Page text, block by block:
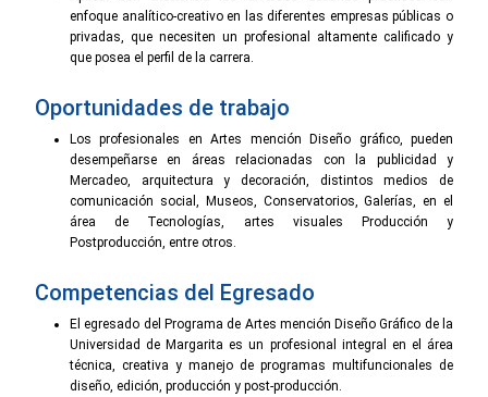
enfoque analítico-creativo en las diferentes empresas públicas o
privadas, que necesiten un profesional altamente calificado y
que posea el perfil de la carrera.
Oportunidades de trabajo
Los profesionales en Artes mención Diseño gráfico, pueden
desempeñarse en áreas relacionadas con la publicidad y
Mercadeo, arquitectura y decoración, distintos medios de
comunicación social, Museos, Conservatorios, Galerías, en el
área de Tecnologías, artes visuales Producción y
Postproducción, entre otros.
Competencias del Egresado
El egresado del Programa de Artes mención Diseño Gráfico de la
Universidad de Margarita es un profesional integral en el área
técnica, creativa y manejo de programas multifuncionales de
diseño, edición, producción y post-producción.